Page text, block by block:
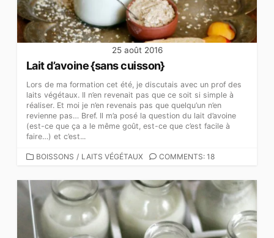
25 août 2016
Lait d’avoine {sans cuisson}
Lors de ma formation cet été, je discutais avec un prof des
laits végétaux. Il n’en revenait pas que ce soit si simple à
réaliser. Et moi je n’en revenais pas que quelqu’un n’en
revienne pas… Bref. Il m’a posé la question du lait d’avoine
(est-ce que ça a le même goût, est-ce que c’est facile à
faire…) et c’est...
CATEGORIES
BOISSONS / LAITS VÉGÉTAUX COMMENTS: 18